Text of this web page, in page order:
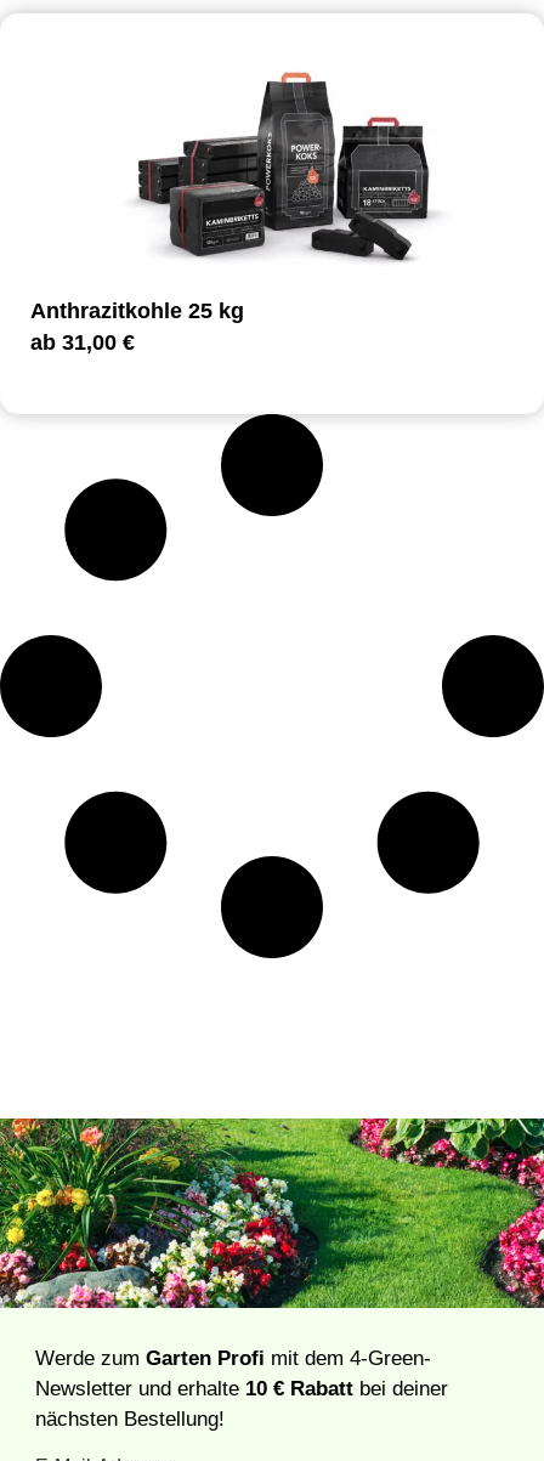
Anthrazitkohle 25 kg
ab 31,00 €
Werde zum Garten Profi mit dem 4-Green-
Newsletter und erhalte 10 € Rabatt bei deiner
nächsten Bestellung!